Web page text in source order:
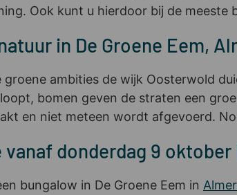
Ook kunt u hierdoor bij de meeste
in De Groene Eem,
groene ambities de wijk Oosterwold
bomen geven de straten een
en niet meteen wordt afgevoerd.
donderdag 9
bungalow in De Groene Eem in